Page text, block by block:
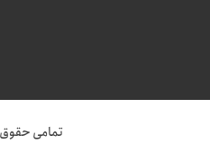
تمامی